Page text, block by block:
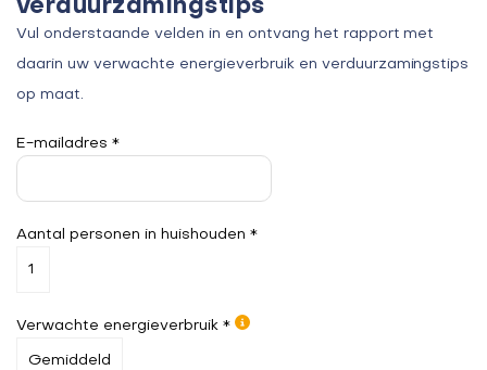
verduurzamingstips
Vul onderstaande velden in en ontvang het rapport met
daarin uw verwachte energieverbruik en verduurzamingstips
op maat.
E-mailadres *
Aantal personen in huishouden *
Verwachte energieverbruik *